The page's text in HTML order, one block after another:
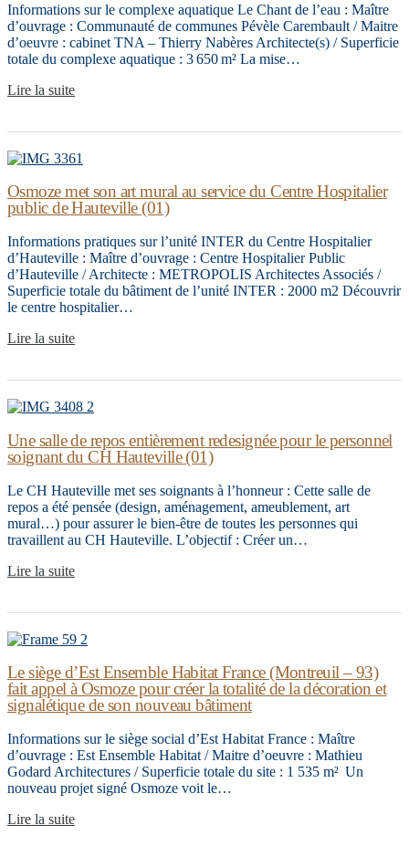
Informations sur le complexe aquatique Le Chant de l’eau : Maître
d’ouvrage : Communauté de communes Pévèle Carembault / Maitre
d’oeuvre : cabinet TNA – Thierry Nabères Architecte(s) / Superficie
totale du complexe aquatique : 3 650 m² La mise…
Lire la suite
Osmoze met son art mural au service du Centre Hospitalier
public de Hauteville (01)
Informations pratiques sur l’unité INTER du Centre Hospitalier
d’Hauteville : Maître d’ouvrage : Centre Hospitalier Public
d’Hauteville / Architecte : METROPOLIS Architectes Associés /
Superficie totale du bâtiment de l’unité INTER : 2000 m2 Découvrir
le centre hospitalier…
Lire la suite
Une salle de repos entièrement redesignée pour le personnel
soignant du CH Hauteville (01)
Le CH Hauteville met ses soignants à l’honneur : Cette salle de
repos a été pensée (design, aménagement, ameublement, art
mural…) pour assurer le bien-être de toutes les personnes qui
travaillent au CH Hauteville. L’objectif : Créer un…
Lire la suite
Le siège d’Est Ensemble Habitat France (Montreuil – 93)
fait appel à Osmoze pour créer la totalité de la décoration et
signalétique de son nouveau bâtiment
Informations sur le siège social d’Est Habitat France : Maître
d’ouvrage : Est Ensemble Habitat / Maitre d’oeuvre : Mathieu
Godard Architectures / Superficie totale du site : 1 535 m² Un
nouveau projet signé Osmoze voit le…
Lire la suite